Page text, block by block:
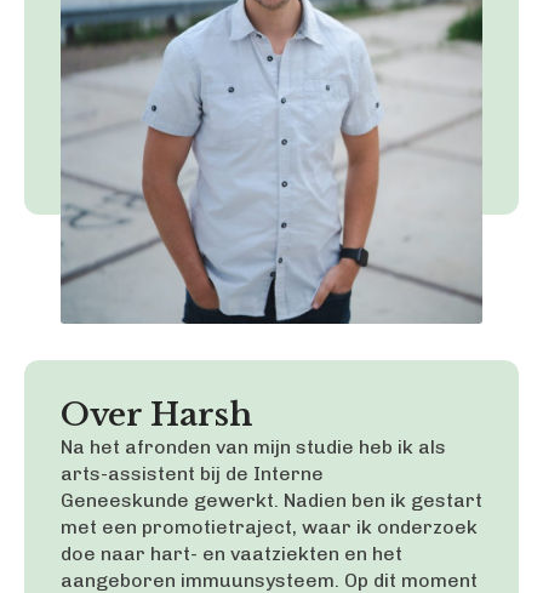
Over Harsh
Na het afronden van mijn studie heb ik als
arts-assistent bij de Interne
Geneeskunde gewerkt. Nadien ben ik gestart
met een promotietraject, waar ik onderzoek
doe naar hart- en vaatziekten en het
aangeboren immuunsysteem. Op dit moment